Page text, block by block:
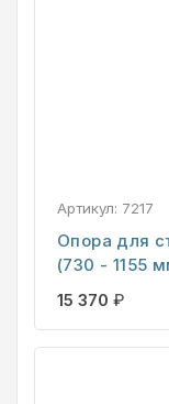
Артикул: 7217
Опора для
(730 - 1155
15 370 ₽